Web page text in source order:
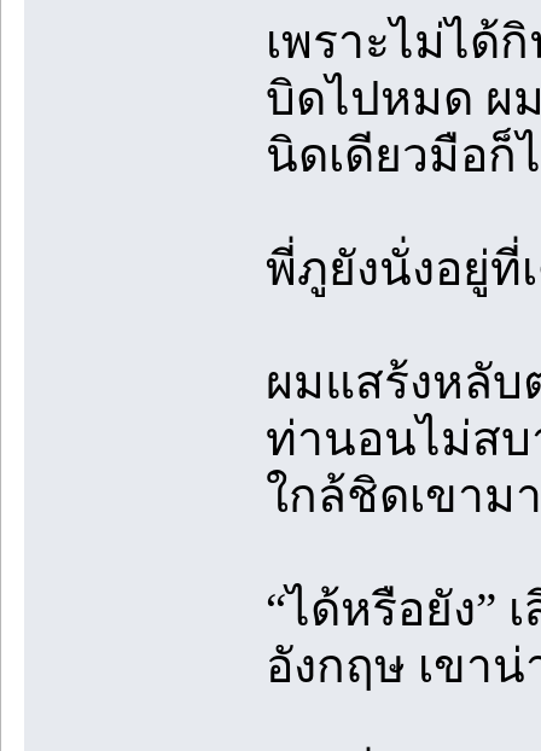
เพราะไม่ได้
บิดไปหมด ผ
นิดเดียวมือก็
พี่ภูยังนั่งอยู่ที่
ผมแสร้งหลับ
ท่านอนไม่สบ
ใกล้ชิดเขาม
“ได้หรือยัง”
อังกฤษ เขา